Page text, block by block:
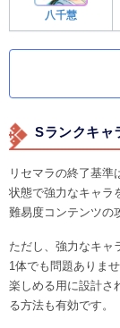
八千慧
Sランクキャ
リセマラの終了基準
状態で強力なキャラ
難易度コンテンツの
ただし、強力なキャ
1体でも問題ありま
楽しめる用に設計さ
る方法も有効です。